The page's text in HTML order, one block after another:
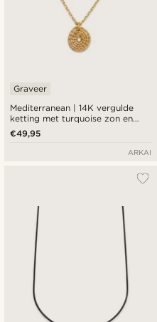
Mediterranean | 14K vergulde
ketting met turquoise zon en
medaillonhanger
Graveer
€49,95
ARKAI